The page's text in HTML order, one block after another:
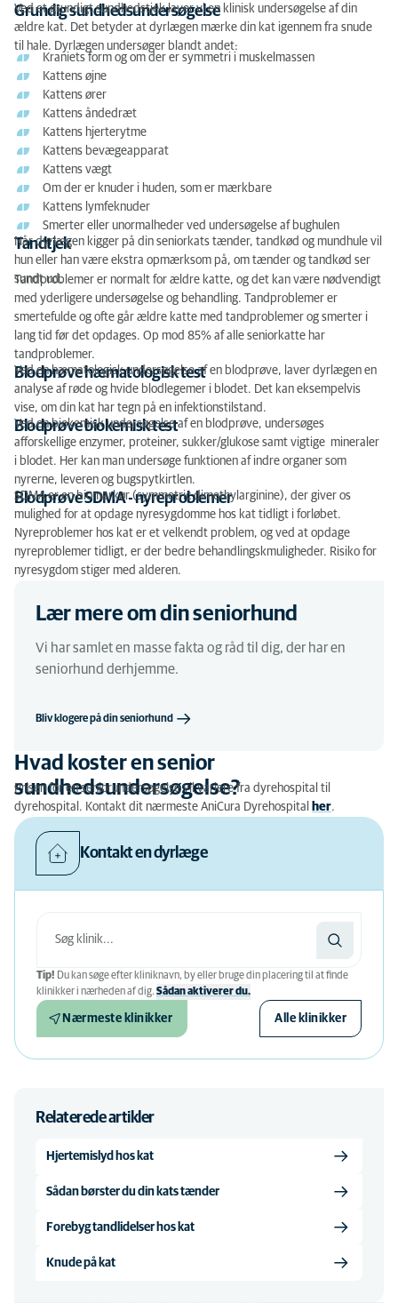
Grundig sundhedsundersøgelse
Ved et grundigt sundhedstjek laver vi en klinisk undersøgelse af din
ældre kat. Det betyder at dyrlægen mærke din kat igennem fra snude
til hale. Dyrlægen undersøger blandt andet:
Kraniets form og om der er symmetri i muskelmassen
Kattens øjne
Kattens ører
Kattens åndedræt
Kattens hjerterytme
Kattens bevægeapparat
Kattens vægt
Om der er knuder i huden, som er mærkbare
Kattens lymfeknuder
Smerter eller unormalheder ved undersøgelse af bughulen
Tandtjek
Når dyrlægen kigger på din seniorkats tænder, tandkød og mundhule vil
hun eller han være ekstra opmærksom på, om tænder og tandkød ser
sundt ud.
Tandproblemer er normalt for ældre katte, og det kan være nødvendigt
med yderligere undersøgelse og behandling. Tandproblemer er
smertefulde og ofte går ældre katte med tandproblemer og smerter i
lang tid før det opdages. Op mod 85% af alle seniorkatte har
tandproblemer.
Blodprøve hæmatologisk test
Ved en hæmatologisk undersøgelse af en blodprøve, laver dyrlægen en
analyse af røde og hvide blodlegemer i blodet. Det kan eksempelvis
vise, om din kat har tegn på en infektionstilstand.
Blodprøve biokemisk test
Ved en biokemisk undersøgelse af en blodprøve, undersøges
afforskellige enzymer, proteiner, sukker/glukose samt vigtige mineraler
i blodet. Her kan man undersøge funktionen af indre organer som
nyrerne, leveren og bugspytkirtlen.
Blodprøve SDMA - nyreproblemer
SDMA er en biomarkør (symmetric dimethylarginine), der giver os
mulighed for at opdage nyresygdomme hos kat tidligt i forløbet.
Nyreproblemer hos kat er et velkendt problem, og ved at opdage
nyreproblemer tidligt, er der bedre behandlingskmuligheder. Risiko for
nyresygdom stiger med alderen.
Lær mere om din seniorhund
Vi har samlet en masse fakta og råd til dig, der har en
seniorhund derhjemme.
Bliv klogere på din seniorhund
Hvad koster en senior
sundhedsundersøgelse?
Prisen for en seniorundersøgelse vil variere fra dyrehospital til
dyrehospital. Kontakt dit nærmeste AniCura Dyrehospital
her.
Kontakt en dyrlæge
Tip! Du kan søge efter kliniknavn, by eller bruge din placering til at finde
klinikker i nærheden af ​​dig. Sådan aktiverer du.
Nærmeste klinikker Alle klinikker
Relaterede artikler
Hjertemislyd hos kat
Sådan børster du din kats tænder
Forebyg tandlidelser hos kat
Knude på kat